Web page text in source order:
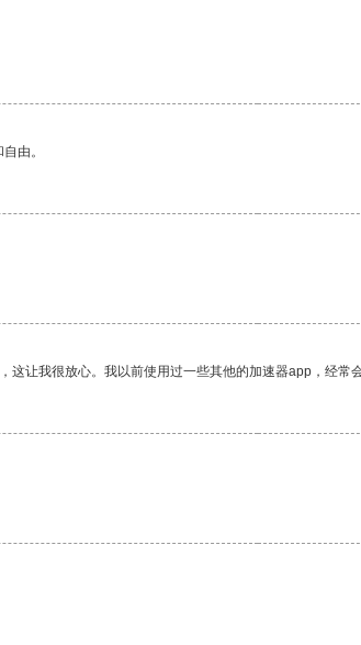
由。
让我很放心。我以前使用过一些其他的加速器app，经常